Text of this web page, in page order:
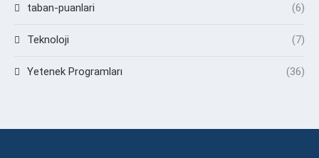
taban-puanlari (6)
Teknoloji (7)
Yetenek Programları (36)